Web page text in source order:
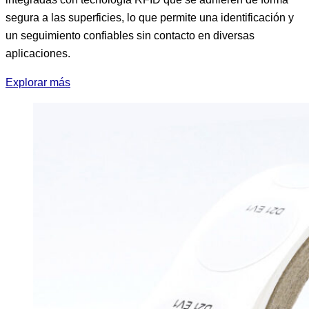
segura a las superficies, lo que permite una identificación y
un seguimiento confiables sin contacto en diversas
aplicaciones.
Explorar más